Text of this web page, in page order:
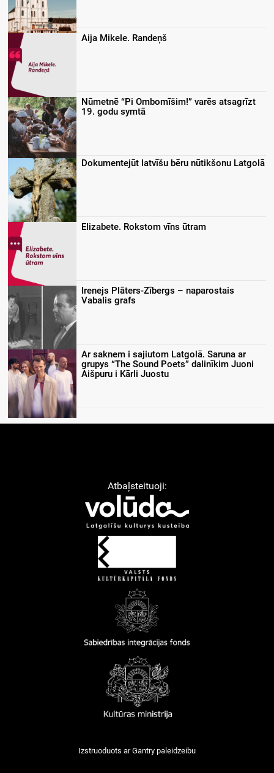
Aija Mikele. Randeņš
Nūmetnē “Pi Ombomīšim!” varēs atsagrīzt
19. godu symtā
Dokumentejūt latvīšu bēru nūtikšonu Latgolā
Elizabete. Rokstom vīns ūtram
Irenejs Plāters-Zībergs – naparostais
Vabalis grafs
Ar saknem i sajiutom Latgolā. Saruna ar
grupys “The Sound Poets” dalinīkim Juoni
Aišpuru i Kārli Juostu
Atbaļsteituoji:
Izstruoduots arGantry paleidzeibu